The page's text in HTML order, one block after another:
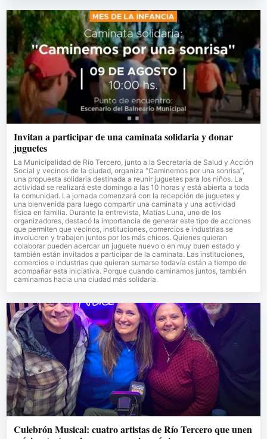
Invitan a participar de una caminata solidaria y donar
juguetes
La Municipalidad de Río Tercero, junto a la Secretaría de Salud y Acción
Social y vecinos de la ciudad, organiza “Caminemos por una sonrisa”,
una propuesta solidaria destinada a reunir juguetes para los niños. La
actividad se realizará este domingo a las 10 horas y está abierta a toda
la comunidad. La jornada comenzará con la recepción de juguetes y
una bienvenida para luego compartir una caminata y una actividad
física en familia. Durante la entrevista, Matías Luna, uno de los
organizadores, destacó la importancia de generar este tipo de acciones
que permiten que vecinos, instituciones, comercios e industrias se
involucren y trabajen juntos por los más chicos. Quienes quieran
colaborar pueden acercar un juguete nuevo o en muy buen estado y
también están invitados a participar de la caminata. Las instituciones,
comercios e industrias que quieran sumarse todavía están a tiempo de
acompañar esta iniciativa. Porque cuando caminamos juntos, también
caminamos hacia una ciudad más solidaria.
Culebrón Musical: cuatro artistas de Río Tercero que unen